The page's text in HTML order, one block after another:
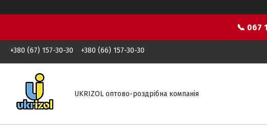
📞 067
+380 (67) 157-30-30 +380 (66) 157-30-30
UKRIZOL оптово-роздрібна компанія